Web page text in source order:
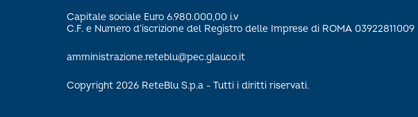
Capitale sociale Euro 6.980.000,00 i.v
C.F. e Numero d’iscrizione del Registro delle Imprese di ROMA 03922811009
amministrazione.reteblu@pec.glauco.it
Copyright 2026 ReteBlu S.p.a - Tutti i diritti riservati.